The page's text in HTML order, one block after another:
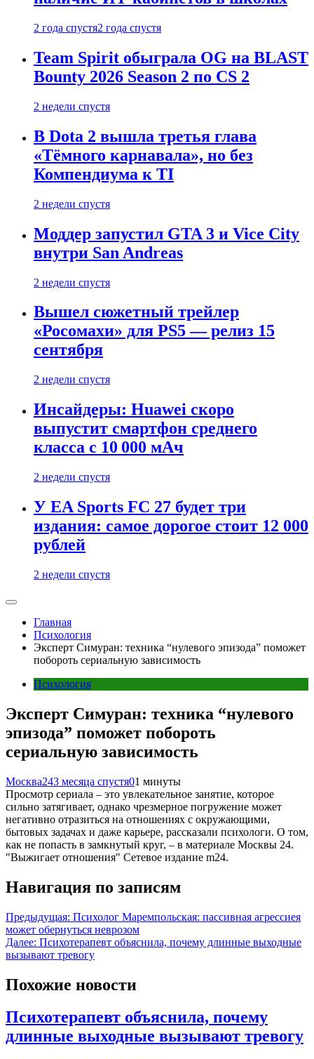
2 года спустя2 года спустя
Team Spirit обыграла OG на BLAST
Bounty 2026 Season 2 по CS 2
2 недели спустя
В Dota 2 вышла третья глава
«Тёмного карнавала», но без
Компендиума к TI
2 недели спустя
Моддер запустил GTA 3 и Vice City
внутри San Andreas
2 недели спустя
Вышел сюжетный трейлер
«Росомахи» для PS5 — релиз 15
сентября
2 недели спустя
Инсайдеры: Huawei скоро
выпустит смартфон среднего
класса с 10 000 мАч
2 недели спустя
У EA Sports FC 27 будет три
издания: самое дорогое стоит 12 000
рублей
2 недели спустя
Главная
Психология
Эксперт Симуран: техника “нулевого эпизода” поможет
побороть сериальную зависимость
Психология
Эксперт Симуран: техника “нулевого
эпизода” поможет побороть
сериальную зависимость
Москва243 месяца спустя01 минуты
Просмотр сериала – это увлекательное занятие, которое
сильно затягивает, однако чрезмерное погружение может
негативно отразиться на отношениях с окружающими,
бытовых задачах и даже карьере, рассказали психологи. О том,
как не попасть в замкнутый круг, – в материале Москвы 24.
"Выжигает отношения" Сетевое издание m24.
Навигация по записям
Предыдущая: Психолог Маремпольская: пассивная агрессиея
может обернуться неврозом
Далее: Психотерапевт объяснила, почему длинные выходные
вызывают тревогу
Похожие новости
Психотерапевт объяснила, почему
длинные выходные вызывают тревогу